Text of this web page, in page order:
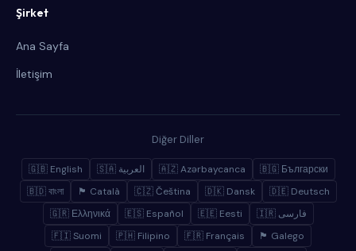
Şirket
Ana Sayfa
İletişim
Diğer Diller
🇬🇧 English 🇸🇦 العربية 🇦🇿 Azərbaycanca
🇧🇬 Български
🇧🇩 বাংলা
🏴 Català 🇨🇿 Čeština 🇩🇰 Dansk
🇩🇪 Deutsch
🇬🇷 Ελληνικά
🇪🇸 Español 🇪🇪 Eesti
🇮🇷 فارسی
🇫🇮 Suomi
🇵🇭 Filipino 🇫🇷 Français
🏴 Galego